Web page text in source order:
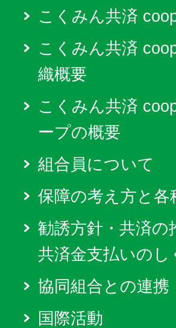
こくみん共済
こくみん共済
織概要
こくみん共済
ープの概要
組合員について
保障の考え方と各
勧誘方針・共済の
共済金支払いのし
協同組合との連携
国際活動